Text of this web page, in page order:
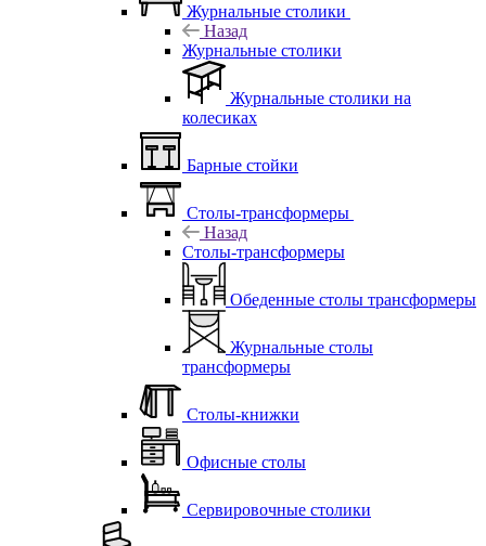
Журнальные столики
Назад
Журнальные столики
Журнальные столики на
колесиках
Барные стойки
Столы-трансформеры
Назад
Столы-трансформеры
Обеденные столы трансформеры
Журнальные столы
трансформеры
Столы-книжки
Офисные столы
Сервировочные столики